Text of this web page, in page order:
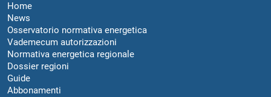
Home
News
Osservatorio normativa energetica
Vademecum autorizzazioni
Normativa energetica regionale
Dossier regioni
Guide
Abbonamenti